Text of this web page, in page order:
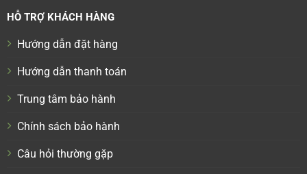
HỖ TRỢ KHÁCH HÀNG
Hướng dẫn đặt hàng
Hướng dẫn thanh toán
Trung tâm bảo hành
Chính sách bảo hành
Câu hỏi thường gặp